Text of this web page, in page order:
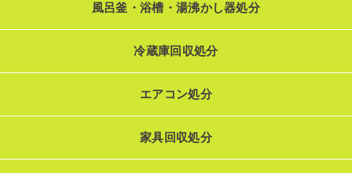
風呂釜・浴槽・湯沸かし器処分
冷蔵庫回収処分
エアコン処分
家具回収処分